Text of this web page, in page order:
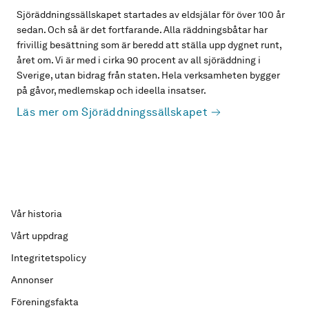
Sjöräddningssällskapet startades av eldsjälar för över 100 år
sedan. Och så är det fortfarande. Alla räddningsbåtar har
frivillig besättning som är beredd att ställa upp dygnet runt,
året om. Vi är med i cirka 90 procent av all sjöräddning i
Sverige, utan bidrag från staten. Hela verksamheten bygger
på gåvor, medlemskap och ideella insatser.
Läs mer om Sjöräddningssällskapet
Vår historia
Vårt uppdrag
Integritetspolicy
Annonser
Föreningsfakta